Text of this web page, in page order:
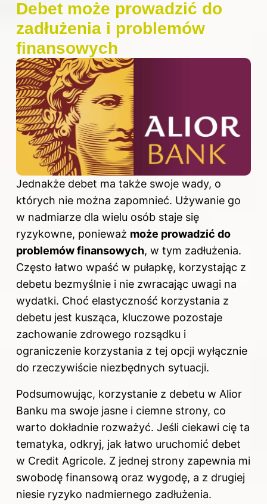
Debet może prowadzić do
zadłużenia i problemów
finansowych
Jednakże debet ma także swoje wady, o
których nie można zapomnieć. Używanie go
w nadmiarze dla wielu osób staje się
ryzykowne, ponieważ może prowadzić do
problemów finansowych, w tym zadłużenia.
Często łatwo wpaść w pułapkę, korzystając z
debetu bezmyślnie i nie zwracając uwagi na
wydatki. Choć elastyczność korzystania z
debetu jest kusząca, kluczowe pozostaje
zachowanie zdrowego rozsądku i
ograniczenie korzystania z tej opcji wyłącznie
do rzeczywiście niezbędnych sytuacji.
Podsumowując, korzystanie z debetu w Alior
Banku ma swoje jasne i ciemne strony, co
warto dokładnie rozważyć. Jeśli ciekawi cię ta
tematyka, odkryj, jak łatwo uruchomić debet
w Credit Agricole. Z jednej strony zapewnia mi
swobodę finansową oraz wygodę, a z drugiej
niesie ryzyko nadmiernego zadłużenia.